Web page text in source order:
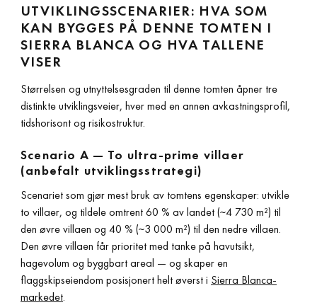
UTVIKLINGSSCENARIER: HVA SOM
KAN BYGGES PÅ DENNE TOMTEN I
SIERRA BLANCA OG HVA TALLENE
VISER
Størrelsen og utnyttelsesgraden til denne tomten åpner tre
distinkte utviklingsveier, hver med en annen avkastningsprofil,
tidshorisont og risikostruktur.
Scenario A — To ultra-prime villaer
(anbefalt utviklingsstrategi)
Scenariet som gjør mest bruk av tomtens egenskaper: utvikle
to villaer, og tildele omtrent 60 % av landet (~4 730 m²) til
den øvre villaen og 40 % (~3 000 m²) til den nedre villaen.
Den øvre villaen får prioritet med tanke på havutsikt,
hagevolum og byggbart areal — og skaper en
flaggskipseiendom posisjonert helt øverst i Sierra Blanca-
markedet.